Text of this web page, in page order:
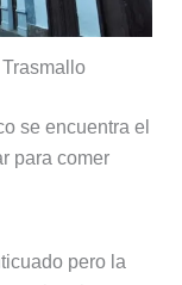
se encuentra el
para comer
pero la